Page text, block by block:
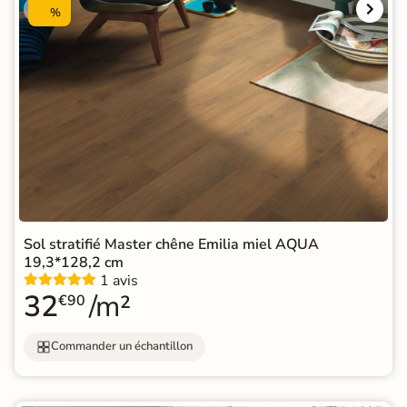
%
Sol stratifié Master chêne Emilia miel AQUA
19,3*128,2 cm
1 avis
32€90 /m²
Commander un échantillon